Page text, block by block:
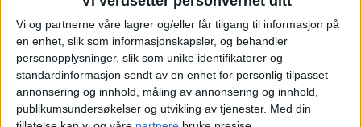
Vi og partnerne våre lagrer og/eller får tilgang til informasjon på
en enhet, slik som informasjonskapsler, og behandler
personopplysninger, slik som unike identifikatorer og
standardinformasjon sendt av en enhet for personlig tilpasset
annonsering og innhold, måling av annonsering og innhold,
publikumsundersøkelser og utvikling av tjenester. Med din
Benedicte (37) blir fort sliten av